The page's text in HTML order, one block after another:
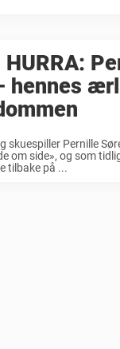
HURRA:
hennes
skuespiller Pernille
om side», og som
tilbake på ...